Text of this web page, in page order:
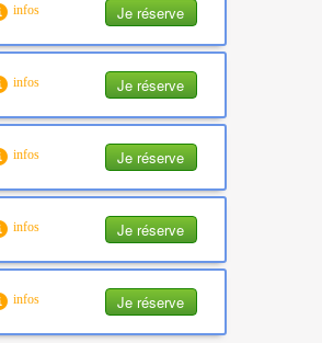
Je réserve
infos
Je réserve
infos
Je réserve
infos
Je réserve
infos
Je réserve
infos